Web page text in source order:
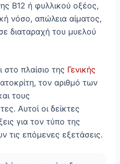
Β12 ή φυλλικού οξέος,
νόσο, απώλεια αίματος,
διαταραχή του μυελού
στο πλαίσιο της Γενικής
τον αριθμό των
τους
Αυτοί οι δείκτες
για τον τύπο της
τις επόμενες εξετάσεις.